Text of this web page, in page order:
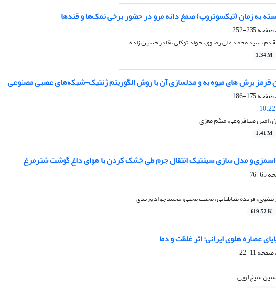
به زمان (تیکسوتروپ) صمغ دانه مرو در حضور برخی نمک‌ها و قندها
235-252
سید محمد علی رضوی، جواد توکلی، قادر حسین زاده
1.34 M
برش های میوه به و مدلسازی آن با روش الگوریتم ژنتیک-شبکه‌های عصبی مصنوعی
175-186
امین ضیافروغی، میثم معزی
1.41 M
اسمزی و مدل سازی سینتیک انتقال جرم طی خشک ‏کردن با هوای‏ داغ گوشت شترمرغ
65-76
فریده طباطبایی، محبت محبی، محمدجواد وریدی
619.52 K
عصاره هلوی ایرانی: اثر غلظت و دما
11-22
شیخ لویی